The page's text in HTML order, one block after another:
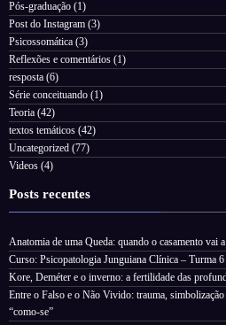
Pós-graduação (1)
Post do Instagram (3)
Psicossomática (3)
Reflexões e comentários (1)
resposta (6)
Série conceituando (1)
Teoria (42)
textos temáticos (42)
Uncategorized (77)
Videos (4)
Posts recentes
Anatomia de uma Queda: quando o casamento vai
Curso: Psicopatologia Junguiana Clínica – Turma 6
Kore, Deméter e o inverno: a fertilidade das
Entre o Falso e o Não Vivido: trauma,
“como-se”